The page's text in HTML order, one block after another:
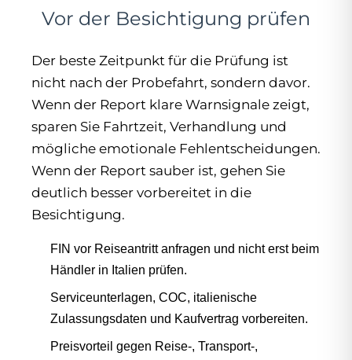
Vor der Besichtigung prüfen
Der beste Zeitpunkt für die Prüfung ist
nicht nach der Probefahrt, sondern davor.
Wenn der Report klare Warnsignale zeigt,
sparen Sie Fahrtzeit, Verhandlung und
mögliche emotionale Fehlentscheidungen.
Wenn der Report sauber ist, gehen Sie
deutlich besser vorbereitet in die
Besichtigung.
FIN vor Reiseantritt anfragen und nicht erst beim
Händler in Italien prüfen.
Serviceunterlagen, COC, italienische
Zulassungsdaten und Kaufvertrag vorbereiten.
Preisvorteil gegen Reise-, Transport-,